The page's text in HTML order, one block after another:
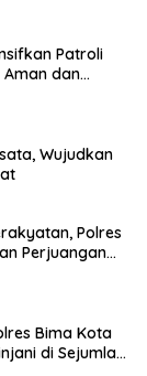
Patroli
Aman dan
Wujudkan
Polres
Perjuangan
Bima Kota
di Sejumlah